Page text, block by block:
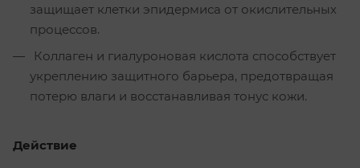
защищает клетки эпидермиса от окислительных
процессов.
Коллаген и гиалуроновая кислота способствует
укреплению защитного барьера, предотвращая
потерю влаги и восстанавливая тонус кожи.
Действие